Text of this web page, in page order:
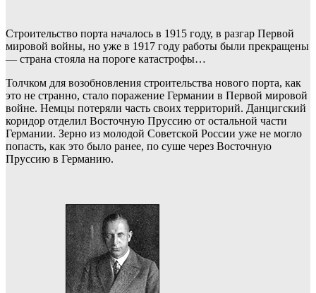
Строительство порта началось в 1915 году, в разгар Первой
мировой войны, но уже в 1917 году работы были прекращены
— страна стояла на пороге катастрофы…
Толчком для возобновления строительства нового порта, как
это не странно, стало поражение Германии в Первой мировой
войне. Немцы потеряли часть своих территорий. Данцигский
коридор отделил Восточную Пруссию от остальной части
Германии. Зерно из молодой Советской России уже не могло
попасть, как это было ранее, по суше через Восточную
Пруссию в Германию.